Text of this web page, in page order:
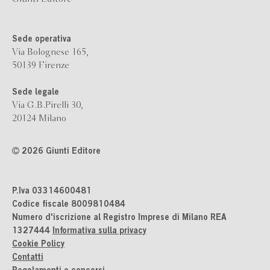
Sede operativa
Via Bolognese 165,
50139 Firenze
Sede legale
Via G.B.Pirelli 30,
20124 Milano
2026 Giunti Editore
P.Iva 03314600481
Codice fiscale 8009810484
Numero d'iscrizione al Registro Imprese di Milano REA
1327444 Informativa sulla privacy
Cookie Policy
Contatti